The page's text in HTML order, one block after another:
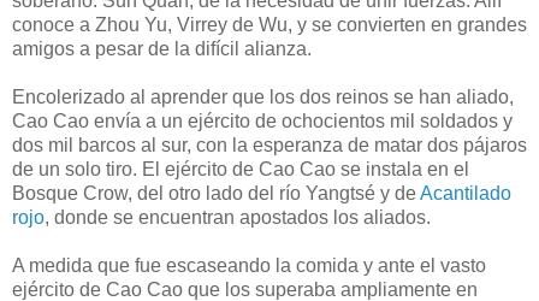
conoce a Zhou Yu, Virrey de Wu, y se convierten en grandes
amigos a pesar de la difícil alianza.
Encolerizado al aprender que los dos reinos se han aliado,
Cao Cao envía a un ejército de ochocientos mil soldados y
dos mil barcos al sur, con la esperanza de matar dos pájaros
de un solo tiro. El ejército de Cao Cao se instala en el
Bosque Crow, del otro lado del río Yangtsé y deAcantilado
rojo, donde se encuentran apostados los aliados.
A medida que fue escaseando la comida y ante el vasto
ejército de Cao Cao que los superaba ampliamente en